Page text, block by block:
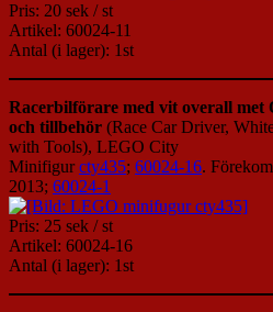
Pris: 20 sek / st
Artikel: 60024-11
Antal (i lager): 1st
Racerbilförare med vit overall met
och tillbehör (Race Car Driver,
with Tools), LEGO City
Minifigurcty435; 60024-16.
2013; 60024-1
Pris: 25 sek / st
Artikel: 60024-16
Antal (i lager): 1st